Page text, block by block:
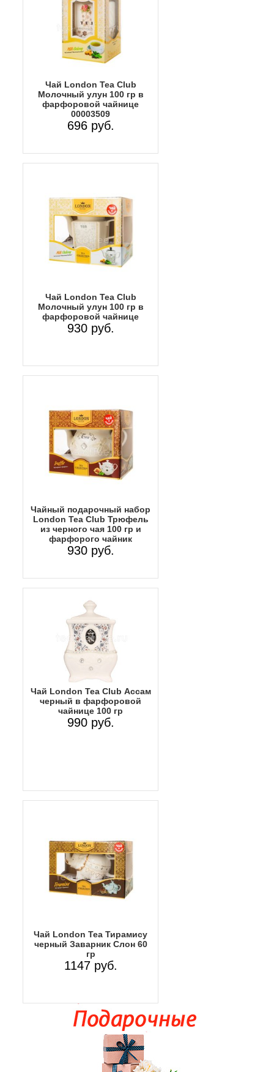
Чай London Tea Club
Молочный улун 100 гр в
фарфоровой чайнице
00003509
696 руб.
Чай London Tea Club
Молочный улун 100 гр в
фарфоровой чайнице
930 руб.
Чайный подарочный набор
London Tea Club Трюфель
из черного чая 100 гр и
фарфорого чайник
930 руб.
Чай Lоndon Tea Club Ассам
черный в фарфоровой
чайнице 100 гр
990 руб.
Чай London Tea Тирамису
черный Заварник Слон 60
гр
1147 руб.